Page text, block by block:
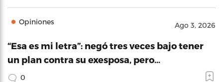
Opiniones Ago 3, 2026
“Esa es mi letra”: negó tres veces bajo tener
un plan contra su exesposa, pero…
0